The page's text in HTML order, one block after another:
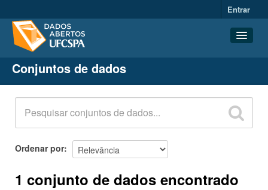
Entrar
Conjuntos de dados
Organizações
Grupos
Sobre
Conjuntos de dados
Ordenar por
1 conjunto de dados encontrado